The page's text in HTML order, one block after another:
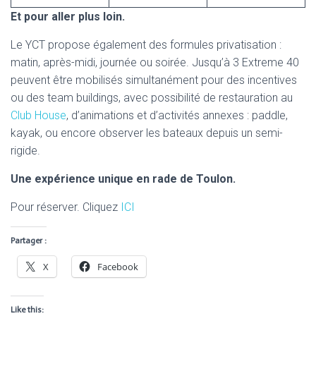
Et pour aller plus loin.
Le YCT propose également des formules privatisation :
matin, après-midi, journée ou soirée. Jusqu’à 3 Extreme 40
peuvent être mobilisés simultanément pour des incentives
ou des team buildings, avec possibilité de restauration au
Club House, d’animations et d’activités annexes : paddle,
kayak, ou encore observer les bateaux depuis un semi-
rigide.
Une expérience unique en rade de Toulon.
Pour réserver. Cliquez ICI
Partager :
X Facebook
Like this: